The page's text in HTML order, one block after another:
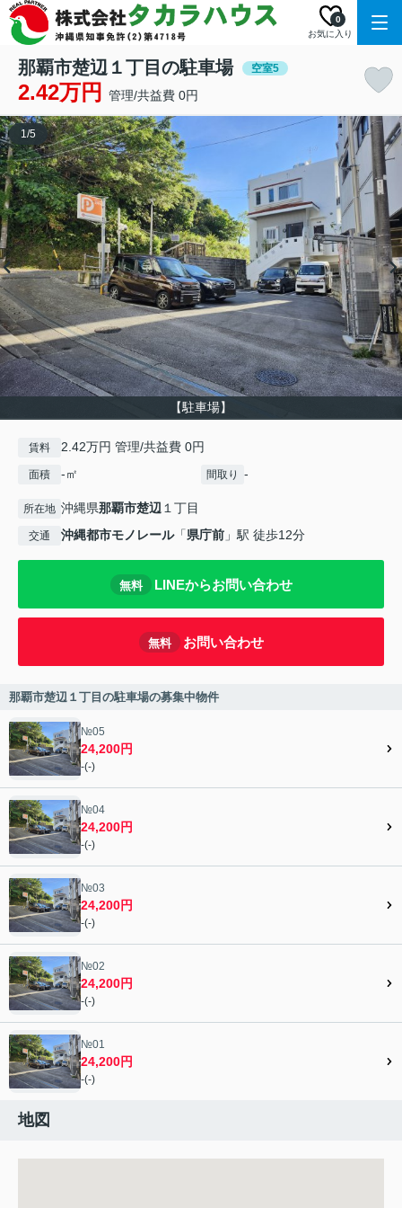
お気に入り
0
那覇市楚辺１丁目の駐車場 空室5
2.42万円 管理/共益費 0円
【駐車場】
1/5
賃料 2.42万円 管理/共益費 0円
面積 -㎡ 間取り -
所在地 沖縄県那覇市楚辺１丁目
交通 沖縄都市モノレール「県庁前 」駅 徒歩12分
無料 LINEからお問い合わせ
無料 お問い合わせ
那覇市楚辺１丁目の駐車場の募集中物件
№05
24,200円
-(-)
№04
24,200円
-(-)
№03
24,200円
-(-)
№02
24,200円
-(-)
№01
24,200円
-(-)
地図